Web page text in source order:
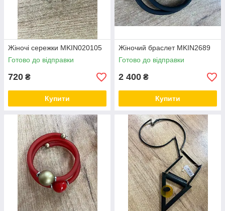
Жіночі сережки MKIN020105
Готово до відправки
720 ₴
Купити
Жіночий браслет MKIN2689
Готово до відправки
2 400 ₴
Купити